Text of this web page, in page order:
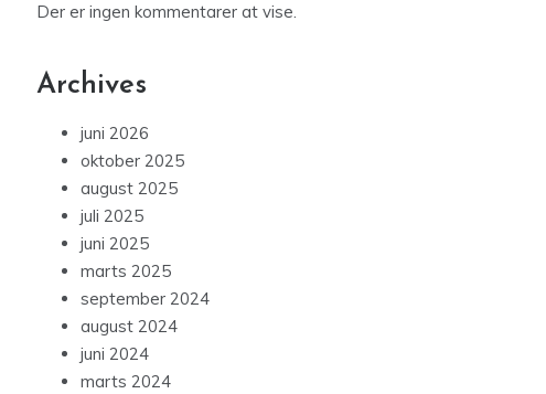
Der er ingen kommentarer at vise.
Archives
juni 2026
oktober 2025
august 2025
juli 2025
juni 2025
marts 2025
september 2024
august 2024
juni 2024
marts 2024